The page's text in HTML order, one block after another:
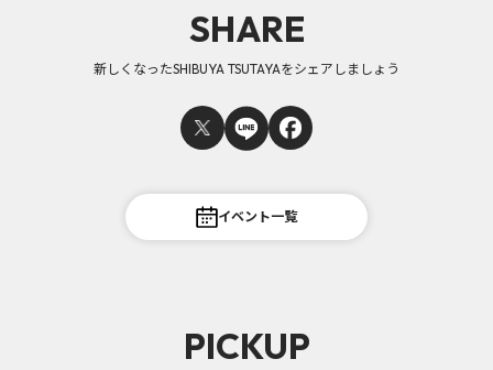
SHARE
新しくなったSHIBUYA TSUTAYAをシェアしましょう
イベント一覧
PICKUP